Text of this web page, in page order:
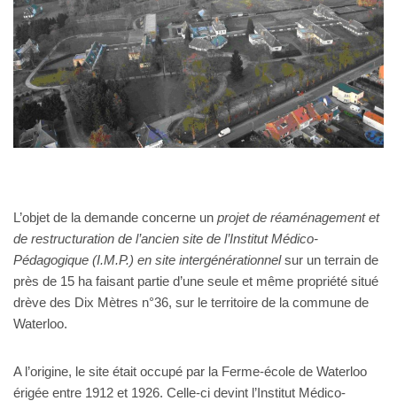
L’objet de la demande concerne un projet de réaménagement et
de restructuration de l’ancien site de l’Institut Médico-
Pédagogique (I.M.P.) en site intergénérationnelsur un terrain de
près de 15 ha faisant partie d’une seule et même propriété situé
drève des Dix Mètres n°36, sur le territoire de la commune de
Waterloo.
A l’origine, le site était occupé par la Ferme-école de Waterloo
érigée entre 1912 et 1926. Celle-ci devint l’Institut Médico-